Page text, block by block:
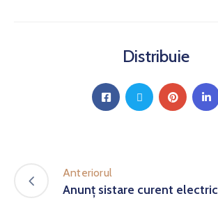
Distribuie
Anteriorul
Anunț sistare curent electric